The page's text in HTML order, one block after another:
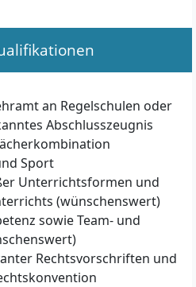
an Regelschulen oder
Abschlusszeugnis
Sport
Unterrichtsformen und
(wünschenswert)
sowie Team- und
Rechtsvorschriften und